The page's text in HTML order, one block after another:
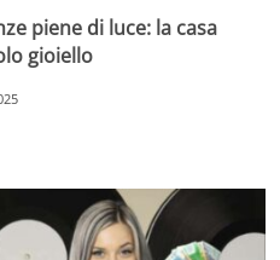
piene di luce: la casa
gioiello